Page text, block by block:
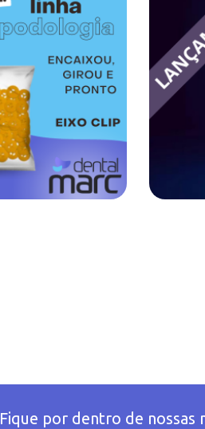
Fique por dentro de nossas